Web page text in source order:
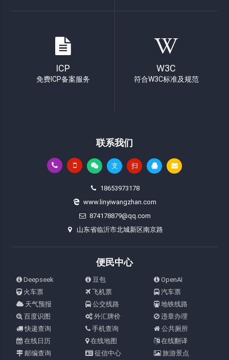
ICP
免费ICP备案服务
W3C
符合W3C标准及规范
联系我们
支 扫
18653973178
www.linyiwangzhan.com
874178879@qq.com
山东省临沂市北城新区南京路
便民中心
Deepseek 豆包
OpenAI
火车票
飞机票
汽车票
天气预报
公交线路
地铁线路
百度识图
外汇牌价
违章办理
快递查询
手机查询
公共厕所
在线日历
在线地图
在线翻译
邮编查询
征信中心
旅游景点